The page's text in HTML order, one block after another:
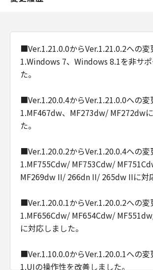
■Ver.1.21.0.0からVer.1.21.0.2への変
1.Windows 7、Windows 8.1を非サ
た。
■Ver.1.20.0.4からVer.1.21.0.0への変
1.MF467dw、MF273dw/ MF272dw
た。
■Ver.1.20.0.2からVer.1.20.0.4への変
1.MF755Cdw/ MF753Cdw/
MF269dw II/ 266dn II/ 265dw IIに対
■Ver.1.20.0.1からVer.1.20.0.2への変
1.MF656Cdw/ MF654Cdw/
に対応しました。
■Ver.1.10.0.0からVer.1.20.0.1への変
1.UIの操作性を改善しました。